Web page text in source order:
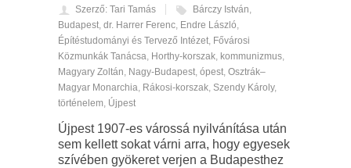
Szerző: Tari Tamás Bárczy István,
Budapest, dr. Harrer Ferenc, Endre László,
Építéstudományi és Tervező Intézet, Fővárosi
Közmunkák Tanácsa, Horthy-korszak, kommunizmus,
Magyary Zoltán, Nagy-Budapest, ópest, Osztrák–
Magyar Monarchia, Rákosi-korszak, Szendy Károly,
történelem, Újpest
Újpest 1907-es várossá nyilvánítása után
sem kellett sokat várni arra, hogy egyesek
szívében gyökeret verjen a Budapesthez